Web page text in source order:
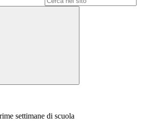
settimane di scuola